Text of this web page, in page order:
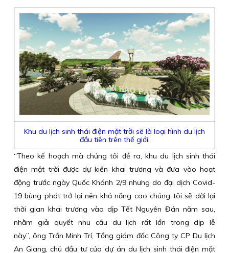
Khu du lịch sinh thái điện mặt trời sẽ là loại hình du lịch
đầu tiên trên thế giới.
“Theo kế hoạch mà chúng tôi đề ra, khu du lịch sinh thái
điện mặt trời được dự kiến khai trương và đưa vào hoạt
động trước ngày Quốc Khánh 2/9 nhưng do đại dịch Covid-
19 bùng phát trở lại nên khả năng cao chúng tôi sẽ dời lại
thời gian khai trương vào dịp Tết Nguyên Đán năm sau,
nhằm giải quyết nhu cầu du lịch rất lớn trong dịp lễ
này”, ông Trần Minh Trí, Tổng giám đốc Công ty CP Du lịch
An Giang, chủ đầu tư của dự án du lịch sinh thái điện mặt